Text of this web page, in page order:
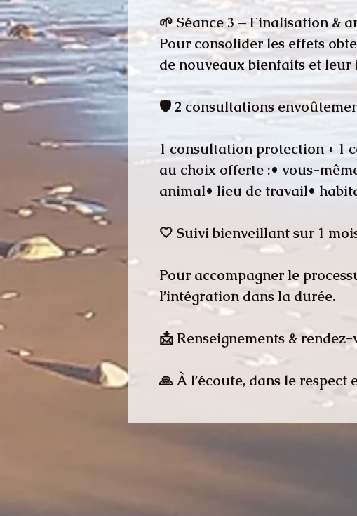
🌱 Séance 3 – Finalisation &
Pour consolider les effets
de nouveaux bienfaits et
🛡️ 2 consultations
1 consultation protection + 1
au choix offerte :• vous-
animal• lieu de travail•
🤍 Suivi bienveillant sur 1
Pour accompagner le
l’intégration dans la durée.
📩 Renseignements &
🙏 À l’écoute, dans le respect